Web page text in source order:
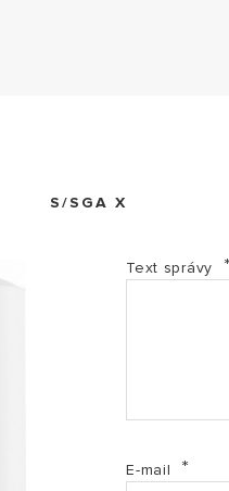
MI Informácie o
S/SGA X
Text správy
E-mail